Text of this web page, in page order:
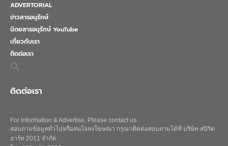
ADVERTORIAL
ข่าวสารอนุรักษ์
นิตยสารอนุรักษ์ YouTube
เกี่ยวกับเรา
ติดต่อเรา
Search
for:
ติดต่อเรา
For Information & Advertise, Please contact us.
สอบถามข้อมูลทั่วไปหรือสนใจลงโฆษณา กรุณาติดต่อสอบถามได้ที่ บริษัท สปิริต
อาร์ท 2011 จำกัด